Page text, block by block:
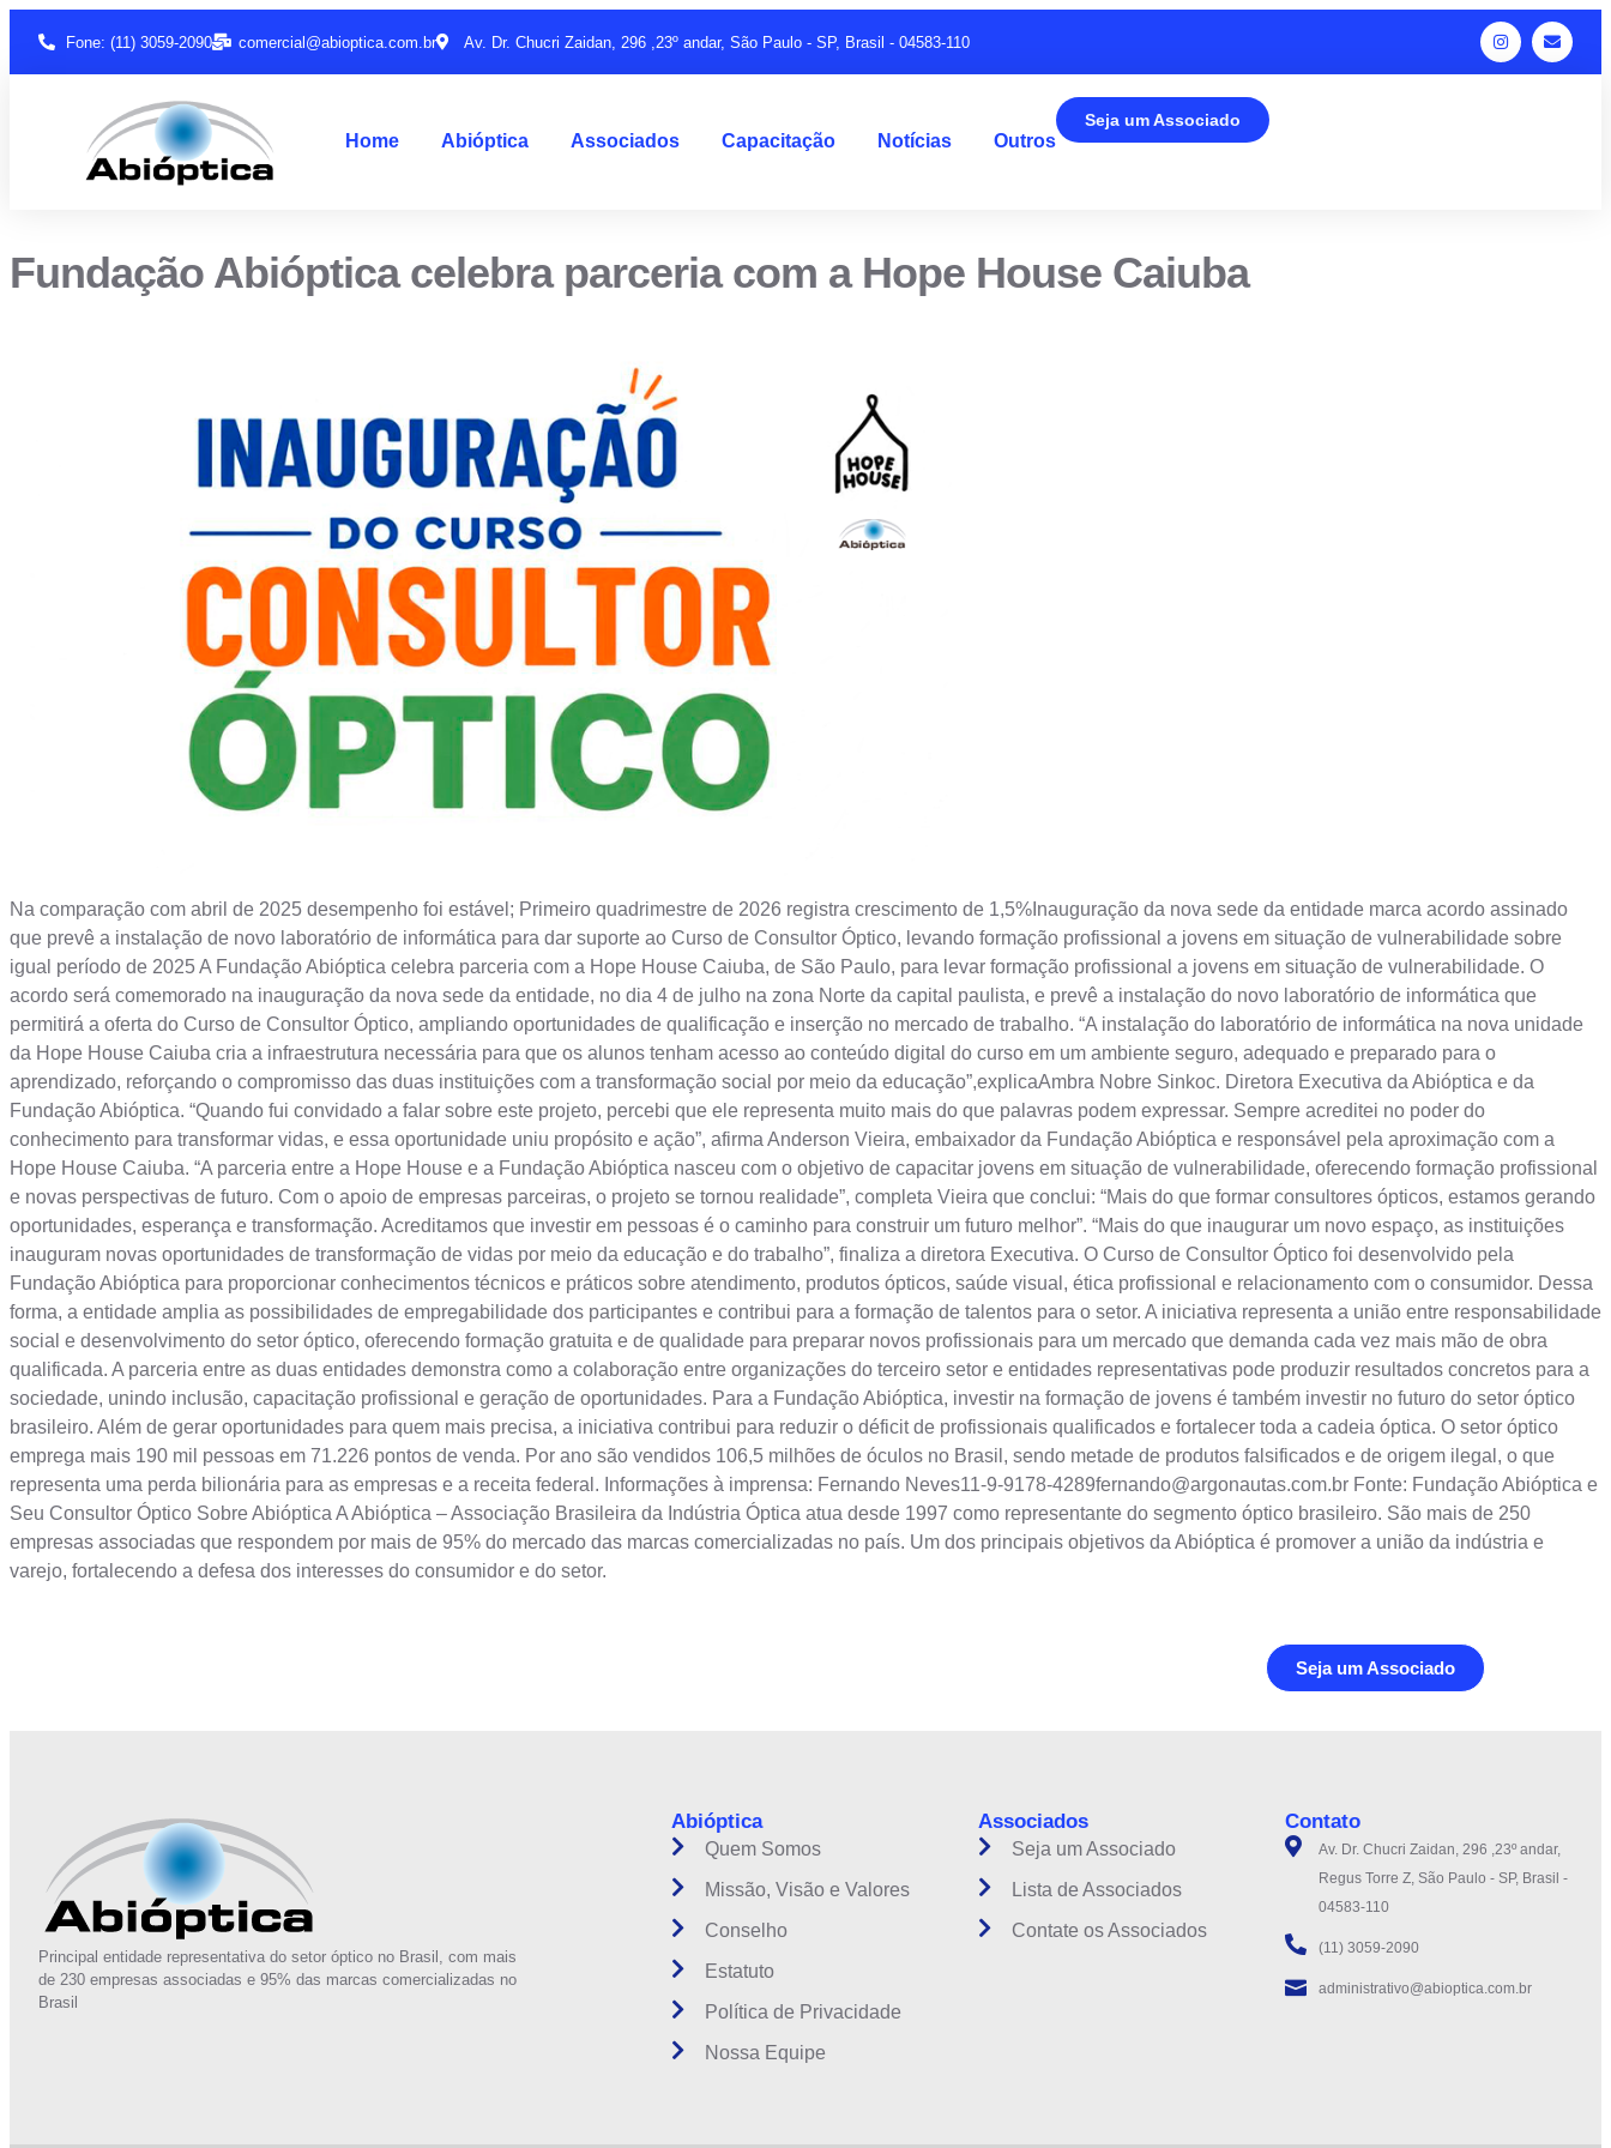
Fone: (11) 3059-2090 comercial@abioptica.com.br Av. Dr. Chucri Zaidan, 296 ,23º andar, São Paulo - SP, Brasil - 04583-110
Home Abióptica Associados Capacitação Notícias Outros
Seja um Associado
Fundação Abióptica celebra parceria com a Hope House Caiuba
Na comparação com abril de 2025 desempenho foi estável; Primeiro quadrimestre de 2026 registra crescimento de 1,5%Inauguração da nova sede da entidade marca acordo assinado
que prevê a instalação de novo laboratório de informática para dar suporte ao Curso de Consultor Óptico, levando formação profissional a jovens em situação de vulnerabilidade sobre
igual período de 2025 A Fundação Abióptica celebra parceria com a Hope House Caiuba, de São Paulo, para levar formação profissional a jovens em situação de vulnerabilidade. O
acordo será comemorado na inauguração da nova sede da entidade, no dia 4 de julho na zona Norte da capital paulista, e prevê a instalação do novo laboratório de informática que
permitirá a oferta do Curso de Consultor Óptico, ampliando oportunidades de qualificação e inserção no mercado de trabalho. “A instalação do laboratório de informática na nova unidade
da Hope House Caiuba cria a infraestrutura necessária para que os alunos tenham acesso ao conteúdo digital do curso em um ambiente seguro, adequado e preparado para o
aprendizado, reforçando o compromisso das duas instituições com a transformação social por meio da educação”,explicaAmbra Nobre Sinkoc. Diretora Executiva da Abióptica e da
Fundação Abióptica. “Quando fui convidado a falar sobre este projeto, percebi que ele representa muito mais do que palavras podem expressar. Sempre acreditei no poder do
conhecimento para transformar vidas, e essa oportunidade uniu propósito e ação”, afirma Anderson Vieira, embaixador da Fundação Abióptica e responsável pela aproximação com a
Hope House Caiuba. “A parceria entre a Hope House e a Fundação Abióptica nasceu com o objetivo de capacitar jovens em situação de vulnerabilidade, oferecendo formação profissional
e novas perspectivas de futuro. Com o apoio de empresas parceiras, o projeto se tornou realidade”, completa Vieira que conclui: “Mais do que formar consultores ópticos, estamos gerando
oportunidades, esperança e transformação. Acreditamos que investir em pessoas é o caminho para construir um futuro melhor”. “Mais do que inaugurar um novo espaço, as instituições
inauguram novas oportunidades de transformação de vidas por meio da educação e do trabalho”, finaliza a diretora Executiva. O Curso de Consultor Óptico foi desenvolvido pela
Fundação Abióptica para proporcionar conhecimentos técnicos e práticos sobre atendimento, produtos ópticos, saúde visual, ética profissional e relacionamento com o consumidor. Dessa
forma, a entidade amplia as possibilidades de empregabilidade dos participantes e contribui para a formação de talentos para o setor. A iniciativa representa a união entre responsabilidade
social e desenvolvimento do setor óptico, oferecendo formação gratuita e de qualidade para preparar novos profissionais para um mercado que demanda cada vez mais mão de obra
qualificada. A parceria entre as duas entidades demonstra como a colaboração entre organizações do terceiro setor e entidades representativas pode produzir resultados concretos para a
sociedade, unindo inclusão, capacitação profissional e geração de oportunidades. Para a Fundação Abióptica, investir na formação de jovens é também investir no futuro do setor óptico
brasileiro. Além de gerar oportunidades para quem mais precisa, a iniciativa contribui para reduzir o déficit de profissionais qualificados e fortalecer toda a cadeia óptica. O setor óptico
emprega mais 190 mil pessoas em 71.226 pontos de venda. Por ano são vendidos 106,5 milhões de óculos no Brasil, sendo metade de produtos falsificados e de origem ilegal, o que
representa uma perda bilionária para as empresas e a receita federal. Informações à imprensa: Fernando Neves11-9-9178-4289fernando@argonautas.com.br Fonte: Fundação Abióptica e
Seu Consultor Óptico Sobre Abióptica A Abióptica – Associação Brasileira da Indústria Óptica atua desde 1997 como representante do segmento óptico brasileiro. São mais de 250
empresas associadas que respondem por mais de 95% do mercado das marcas comercializadas no país. Um dos principais objetivos da Abióptica é promover a união da indústria e
varejo, fortalecendo a defesa dos interesses do consumidor e do setor.
Seja um Associado
Principal entidade representativa do setor óptico no Brasil, com mais
de 230 empresas associadas e 95% das marcas comercializadas no
Brasil
Abióptica
Quem Somos
Missão, Visão e Valores
Conselho
Estatuto
Política de Privacidade
Nossa Equipe
Associados
Seja um Associado
Lista de Associados
Contate os Associados
Contato
Av. Dr. Chucri Zaidan, 296 ,23º andar,
Regus Torre Z, São Paulo - SP, Brasil -
04583-110
(11) 3059-2090
administrativo@abioptica.com.br